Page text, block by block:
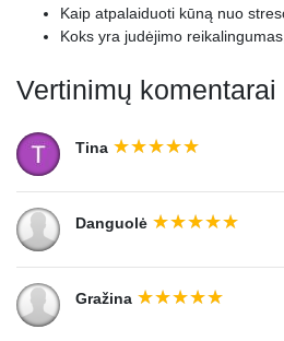
Kaip atpalaiduoti kūną nuo
Koks yra judėjimo
Vertinimų komentarai
Tina
Danguolė
Gražina